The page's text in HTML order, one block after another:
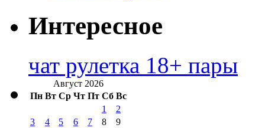
Интересное
чат рулетка 18+ пары
Август 2026
Пн Вт Ср Чт Пт Сб Вс
1
2
3
4 5 6 7 8
9